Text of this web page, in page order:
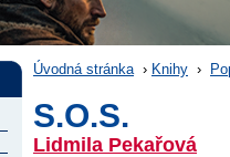
Úvodná stránka › Knihy ›
S.O.S.
Lidmila Pekařová